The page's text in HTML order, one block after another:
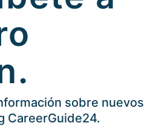
sobre nuevos
CareerGuide24.